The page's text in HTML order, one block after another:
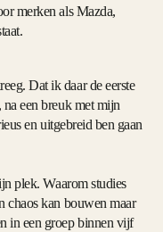
merken als Mazda,
Dat ik daar de eerste
een breuk met mijn
en uitgebreid ben gaan
plek. Waarom studies
chaos kan bouwen maar
in een groep binnen vijf